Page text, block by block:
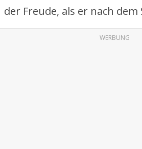
der Freude, als er nach dem
WERBUNG